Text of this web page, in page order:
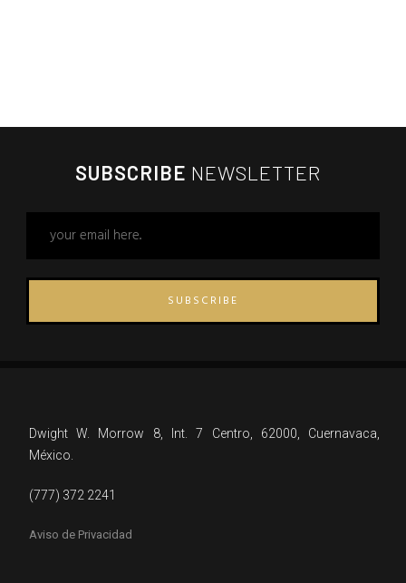
SUBSCRIBE NEWSLETTER
SUBSCRIBE
Dwight W. Morrow 8, Int. 7 Centro, 62000, Cuernavaca,
México.
(777) 372 2241
Aviso de Privacidad